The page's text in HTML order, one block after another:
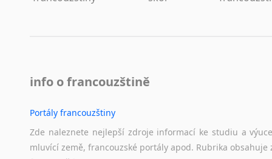
info o francouzštině
Portály francouzštiny
Zde naleznete nejlepší zdroje informací ke studiu a
mluvící země, francouzské portály apod. Rubrika